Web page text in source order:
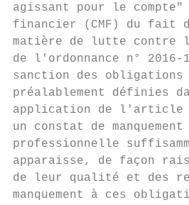
agissant pour le
financier (CMF) du fait
matière de lutte contre
de l'ordonnance n°
sanction des
préalablement définies
application de l'article
un constat de
professionnelle
apparaisse, de façon
de leur qualité et des
manquement à ces